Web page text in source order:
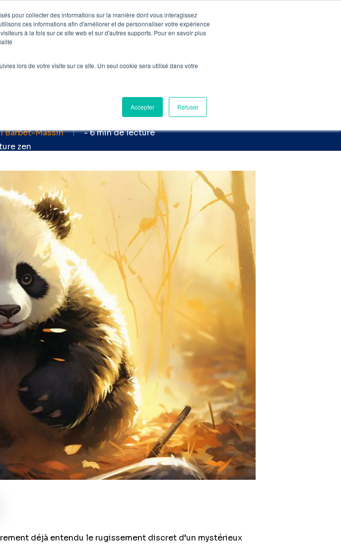
pour collecter des informations sur la manière dont vous interagissez
ces informations afin d'améliorer et de personnaliser votre expérience
à la fois sur ce site web et sur d'autres supports. Pour en savoir plus
lors de votre visite sur ce site. Un seul cookie sera utilisé dans votre
Accepter Refuser
prestations Blog Pré-Audit Gratuit
quoi ? Comment l’éviter ? Comment en sortir ?
: C'est quoi ?
en sortir ?
Barbet-Massin
- 6 min de lecture
zen
déjà entendu le rugissement discret d’un mystérieux